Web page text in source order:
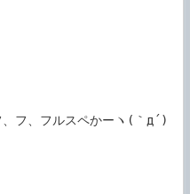
フ、フルスペかーヽ(｀д´)